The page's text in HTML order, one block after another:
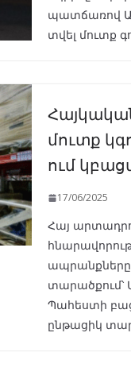
պատճառով
տվել մուտք
մուտք
ում
17/06/2025
Հայ
ապրանքները
տարածքում՝
Պահեստի
ընթացիկ